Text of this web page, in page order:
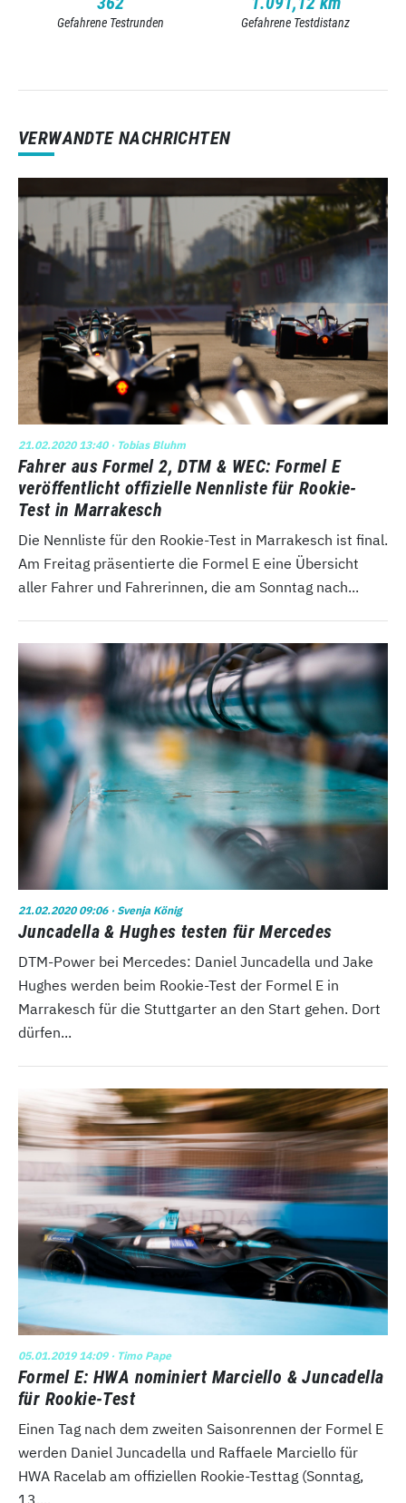
Gefahrene Testrunden Gefahrene Testdistanz
VERWANDTE NACHRICHTEN
21.02.2020 13:40· Tobias Bluhm
Fahrer aus Formel 2, DTM & WEC: Formel E
veröffentlicht offizielle Nennliste für Rookie-
Test in Marrakesch
Die Nennliste für den Rookie-Test in Marrakesch ist final.
Am Freitag präsentierte die Formel E eine Übersicht
aller Fahrer und Fahrerinnen, die am Sonntag nach...
21.02.2020 09:06· Svenja König
Juncadella & Hughes testen für Mercedes
DTM-Power bei Mercedes: Daniel Juncadella und Jake
Hughes werden beim Rookie-Test der Formel E in
Marrakesch für die Stuttgarter an den Start gehen. Dort
dürfen...
05.01.2019 14:09· Timo Pape
Formel E: HWA nominiert Marciello & Juncadella
für Rookie-Test
Einen Tag nach dem zweiten Saisonrennen der Formel E
werden Daniel Juncadella und Raffaele Marciello für
HWA Racelab am offiziellen Rookie-Testtag (Sonntag,
13....